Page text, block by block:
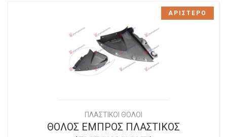
ΠΛΑΣΤΙΚΟΙ ΘΟΛΟΙ
ΘΟΛΟΣ ΕΜΠΡΟΣ ΠΛΑΣΤΙΚΟΣ
ΑΡΙΣΤΕΡΟ